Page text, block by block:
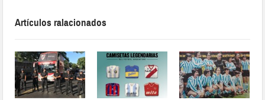
Artículos ralacionados